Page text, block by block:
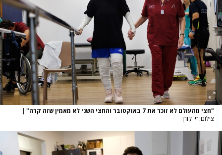
"חצי מהעולם לא זוכר את 7 באוקטובר והחצי השני לא מאמין שזה קרה"
|
צילום: זיו קורן